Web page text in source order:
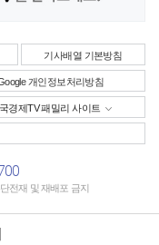
기사배열 기본방침
개인정보처리방침
경제TV 패밀리 사이트
전재 및 재배포 금지